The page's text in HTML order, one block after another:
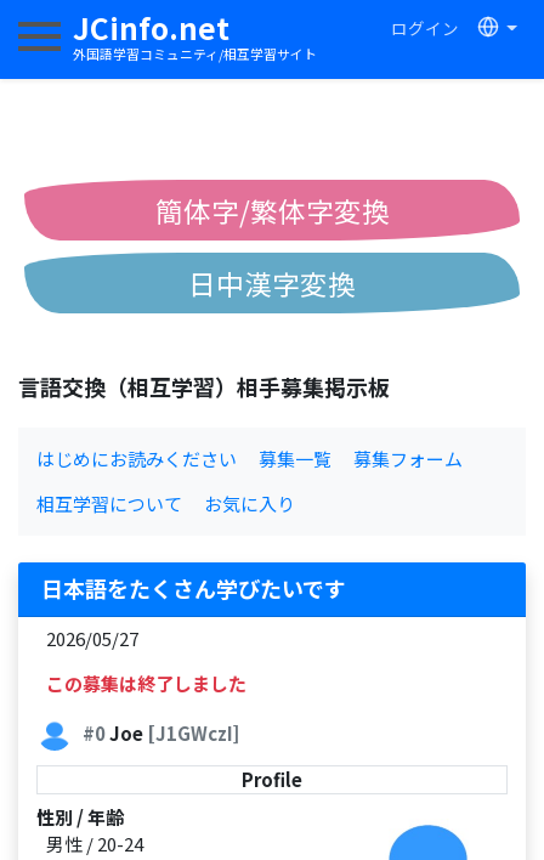
JCinfo.net
外国語学習コミュニティ/相互学習サイト
ログイン
ナビゲーションを切り替える
簡体字/繁体字変換
日中漢字変換
言語交換（相互学習）相手募集掲示板
はじめにお読みください 募集一覧
募集フォーム
相互学習について
お気に入り
日本語をたくさん学びたいです
2026/05/27
この募集は終了しました
#0Joe [J1GWczI]
Profile
性別 / 年齢
男性 / 20-24